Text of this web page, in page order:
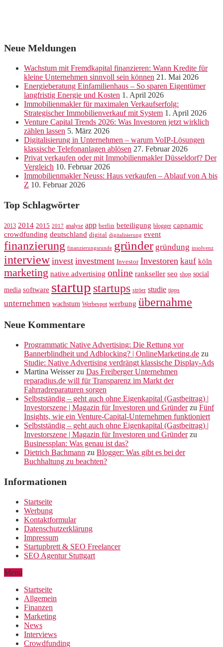
Neue Meldungen
Wachstum mit Fremdkapital finanzieren: Wann Kredite für
kleine Unternehmen sinnvoll sein können 21. Mai 2026
Energieberatung Einfamilienhaus – So sparen Eigentümer
langfristig Energie und Kosten 1. April 2026
Immobilienmakler für maximalen Verkaufserfolg:
Strategischer Immobilienverkauf mit System 1. April 2026
Venture Capital Trends 2026: Was Investoren jetzt wirklich
zählen lassen 5. März 2026
Digitalisierung in Unternehmen – warum VoIP-Lösungen
klassische Telefonanlagen ablösen 27. Februar 2026
Privat verkaufen oder mit Immobilienmakler Düsseldorf? Der
Vergleich 10. Februar 2026
Immobilienmakler Neuss: Haus verkaufen – Ablauf von A bis
Z 10. Februar 2026
Top Schlagwörter
2013 2014 2015 2017 analyse app berlin beteiligung blogger capnamic
crowdfunding deutschland digital digitalisierung event
finanzierung finanzierungsrunde gründer gründung insolvenz
interview invest investment Investor Investoren kauf köln
marketing native advertising online rankseller seo shop social
media software startup startups ströer studie tipps
unternehmen wachstum Werbespot werbung übernahme
Neue Kommentare
Programmatic Native Advertising: Die Rettung vor
Bannerblindheit und Adblocking? | OnlineMarketing.de zu
Studie: Native Advertising verdrängt klassische Display-Ads
Martina Weisserzu Das Freiberger Unternehmen
reparadius.de will für Transparenz im Markt der
Fahrradreparaturen sorgen
Selbstständig – geht auch ohne Eigenkapital (Gastbeitrag) |
Investorszene | Magazin für Investoren und Gründerzu Fünf
Insights, wie ein Venture-Capital-Unternehmen funktioniert
Selbstständig – geht auch ohne Eigenkapital (Gastbeitrag) |
Investorszene | Magazin für Investoren und Gründerzu
Businessplan: Was genau ist das?
Dietrich Bachmann zu Blogger: Was gibt es bei der
Buchhaltung zu beachten?
Informationen
Startseite
Werbung
Kontaktformular
Datenschutzerklärung
Impressum
Startupbrett & SEO Freelancer
SEO Agentur Stuttgart
Menu
Startseite
Allgemein
Finanzen
Marketing
News
Interviews
Crowdfunding